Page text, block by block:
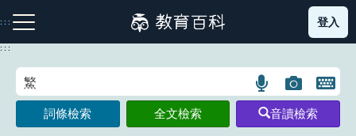
到
主
:::
注音索引圖示 筆畫索引圖示 部首索引表圖示
登入
:::
語
言
搜
圖
片
搜
開
鍵
詞條檢索 全文檢索 音讀檢索